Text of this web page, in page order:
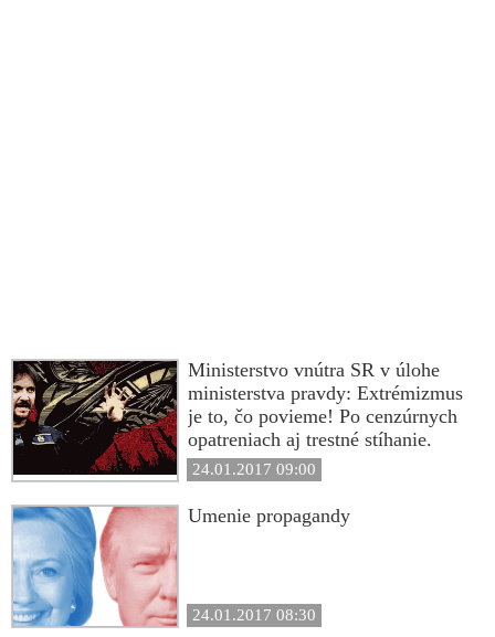
Ministerstvo vnútra SR v úlohe
ministerstva pravdy: Extrémizmus
je to, čo povieme! Po cenzúrnych
opatreniach aj trestné stíhanie.
24.01.2017 09:00
Umenie propagandy
24.01.2017 08:30